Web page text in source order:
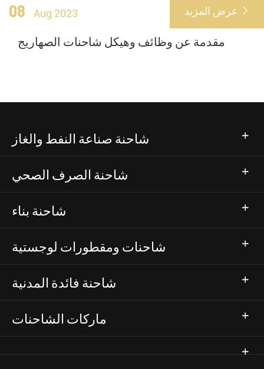
08 Aug 2023 عرض المزيد 
مقدمة عن وظائف وهيكل شاحنات الصهاريج
شاحنة صناعة النفط والغاز
شاحنة الصرف الصحي
شاحنة بناء
شاحنات ومقطورات لوجستية
شاحنة فائدة المدنية
ماركات الشاحنات